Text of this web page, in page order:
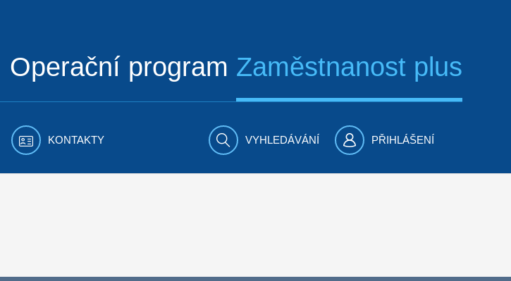
Operační program Zaměstnanost plus
KONTAKTY VYHLEDÁVÁNÍ PŘIHLÁŠENÍ